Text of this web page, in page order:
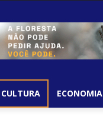
CULTURA ECONOMIA